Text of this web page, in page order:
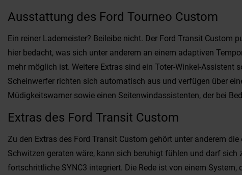
Ausstattung des Ford Tourneo Custom
Ein reiner Lademeister? Beileibe nicht. Der Ford Transit
hier bedacht, was sich unter anderem an einem adaptiven
mehr möglich ist. Weitere Extras sind ein Toter-Winkel-
Scheinwerfer richten sich automatisch aus und verfügen über
Müdigkeitswarner sowie einen Seitenwindassistenten, der bei
Extras des Ford Transit Custom
Zu den Extras des Ford Transit Custom gehört unter anderem
Schwitzen geraten wäre, kann sich beruhigt fühlen und darf
fortschrittliche SYNC3 integriert. Die Rede ist von einem